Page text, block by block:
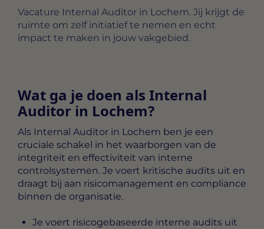
Vacature Internal Auditor in Lochem. Jij krijgt de
ruimte om zelf initiatief te nemen en echt
impact te maken in jouw vakgebied.
Wat ga je doen als Internal
Auditor in Lochem?
Als Internal Auditor in Lochem ben je een
cruciale schakel in het waarborgen van de
integriteit en effectiviteit van interne
controlsystemen. Je voert kritische audits uit en
draagt bij aan risicomanagement en compliance
binnen de organisatie.
Je voert risicogebaseerde interne audits uit